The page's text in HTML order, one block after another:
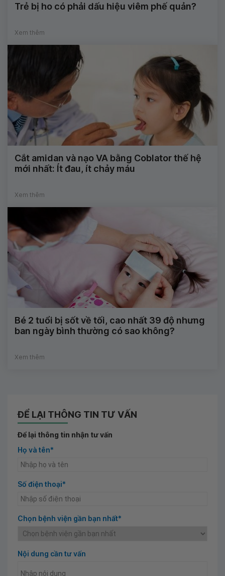
Trẻ bị ho có phải dấu hiệu viêm phế quản?
Xem thêm
Cắt amidan và nạo VA bằng Coblator thế hệ
mới nhất: Ít đau, ít chảy máu
Xem thêm
Bé 2 tuổi bị sốt về tối, cao nhất 39 độ nhưng
ban ngày bình thường có sao không?
Xem thêm
ĐỂ LẠI THÔNG TIN TƯ VẤN
Để lại thông tin nhận tư vấn
Họ và tên*
Số điện thoại*
Chọn bệnh viện gần bạn nhất*
Nội dung cần tư vấn